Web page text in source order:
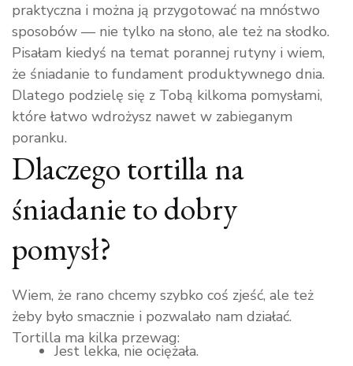
praktyczna i można ją przygotować na mnóstwo
sposobów — nie tylko na słono, ale też na słodko.
Pisałam kiedyś na temat porannej rutyny i wiem,
że śniadanie to fundament produktywnego dnia.
Dlatego podzielę się z Tobą kilkoma pomysłami,
które łatwo wdrożysz nawet w zabieganym
poranku.
Dlaczego tortilla na
śniadanie to dobry
pomysł?
Wiem, że rano chcemy szybko coś zjeść, ale też
żeby było smacznie i pozwalało nam działać.
Tortilla ma kilka przewag:
Jest lekka, nie ociężała.